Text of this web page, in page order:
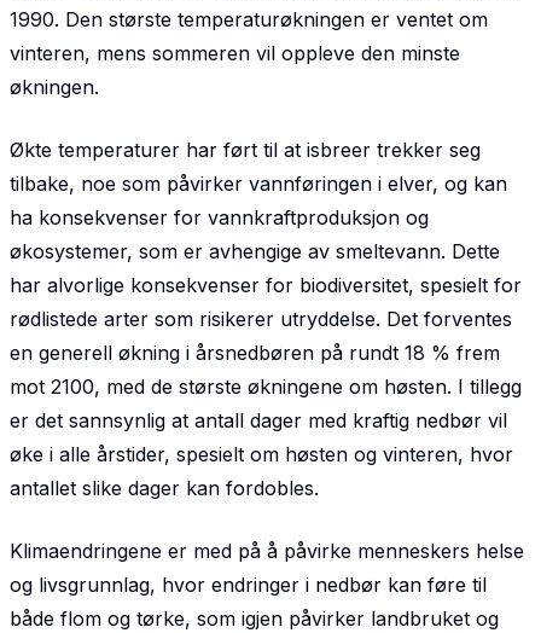
1990. Den største temperaturøkningen er ventet om
vinteren, mens sommeren vil oppleve den minste
økningen.
Økte temperaturer har ført til at isbreer trekker seg
tilbake, noe som påvirker vannføringen i elver, og kan
ha konsekvenser for vannkraftproduksjon og
økosystemer, som er avhengige av smeltevann. Dette
har alvorlige konsekvenser for biodiversitet, spesielt for
rødlistede arter som risikerer ut­ryddelse. Det forventes
en generell økning i årsnedbøren på rundt 18 % frem
mot 2100, med de største økningene om høsten. I tillegg
er det sannsynlig at antall dager med kraftig nedbør vil
øke i alle års­tider, spesielt om høsten og vinteren, hvor
antallet slike dager kan fordobles.
Klimaendringene er med på å påvirke menneskers helse
og livsgrunnlag, hvor endringer i nedbør kan føre til
både flom og tørke, som igjen påvirker landbruket og